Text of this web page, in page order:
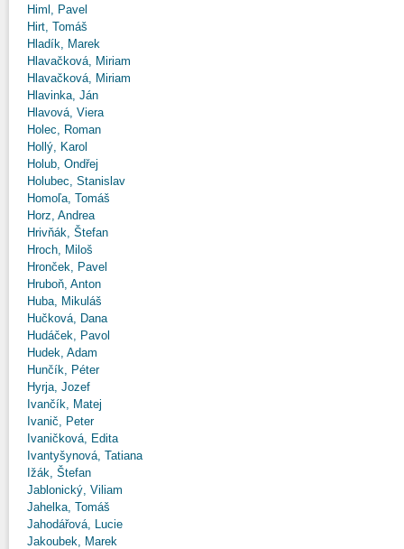
Himl, Pavel
Hirt, Tomáš
Hladík, Marek
Hlavačková, Miriam
Hlavačková, Miriam
Hlavinka, Ján
Hlavová, Viera
Holec, Roman
Hollý, Karol
Holub, Ondřej
Holubec, Stanislav
Homoľa, Tomáš
Horz, Andrea
Hrivňák, Štefan
Hroch, Miloš
Hronček, Pavel
Hruboň, Anton
Huba, Mikuláš
Hučková, Dana
Hudáček, Pavol
Hudek, Adam
Hunčík, Péter
Hyrja, Jozef
Ivančík, Matej
Ivanič, Peter
Ivaničková, Edita
Ivantyšynová, Tatiana
Ižák, Štefan
Jablonický, Viliam
Jahelka, Tomáš
Jahodářová, Lucie
Jakoubek, Marek